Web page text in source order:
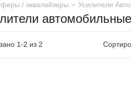
/ эквалайзеры > Усилители
1-2 из 2